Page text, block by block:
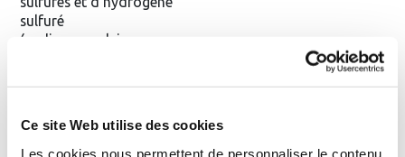
Ce site Web utilise des cookies
Les cookies nous permettent de personnaliser le contenu
sulfuré
(sodiques, calciques,
Eaux sulfatées : anions*
sulfates prépondérants
Pyrénées nord, Alpes,
Vosges